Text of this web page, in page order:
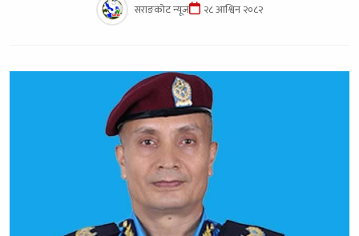
सराङकोट न्यूज २८ आश्विन २०८२